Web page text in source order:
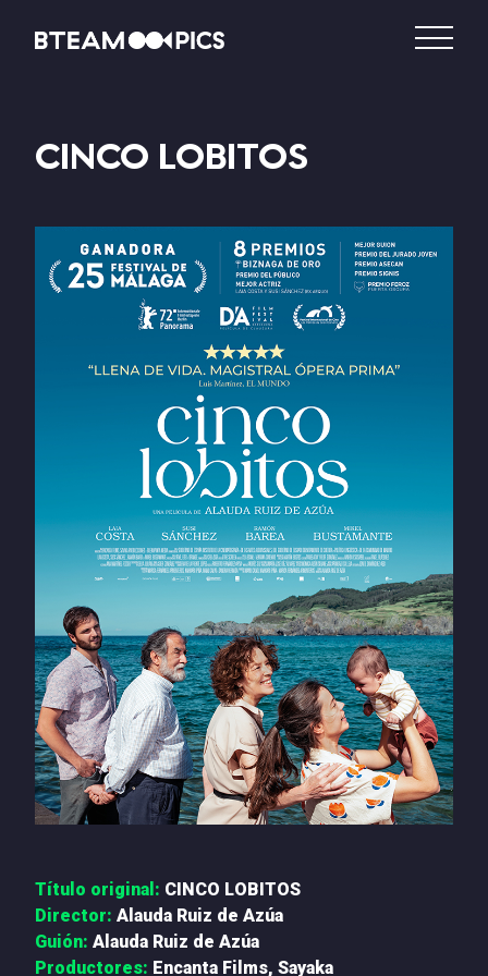
DISTRIBUCIÓN
PRODUCCIÓN
VIDEO – VOD
CATÁLOGO
PRENSA
NOTICIAS
QUIÉNES SOMOS
CONTACTO
CINCO LOBITOS
Título original: CINCO LOBITOS
Director: Alauda Ruiz de Azúa
Guión: Alauda Ruiz de Azúa
Productores: Encanta Films, Sayaka